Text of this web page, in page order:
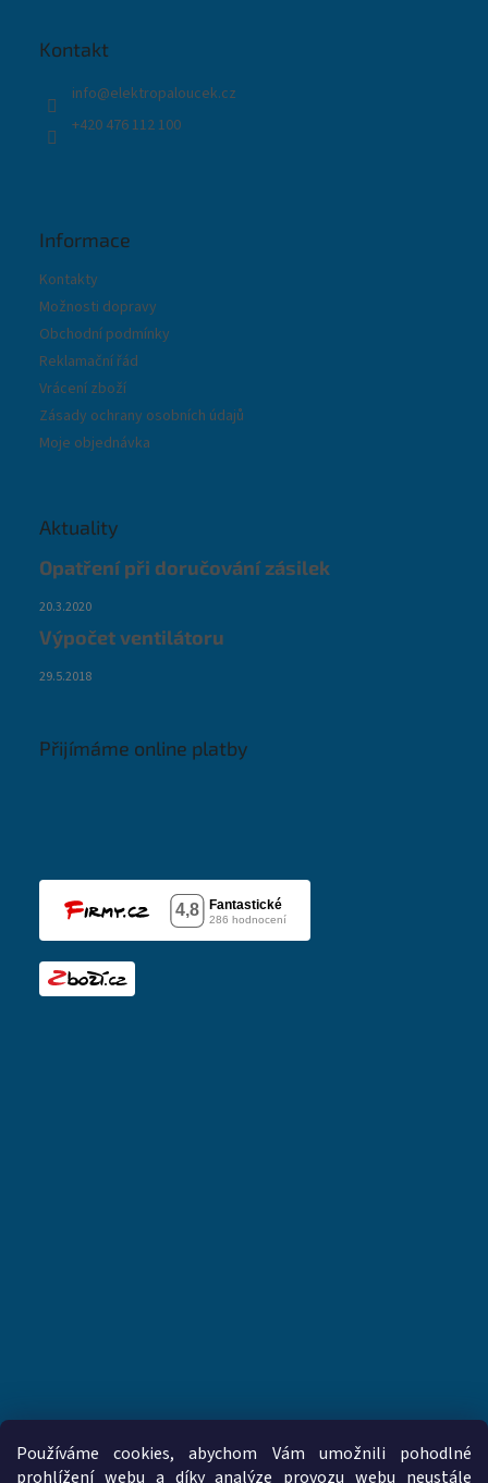
Používáme cookies, abychom Vám umožnili pohodlné
prohlížení webu a díky analýze provozu webu neustále
Kontakt
info@elektropaloucek.cz
+420 476 112 100
Informace
Kontakty
Možnosti dopravy
Obchodní podmínky
Reklamační řád
Vrácení zboží
Zásady ochrany osobních údajů
Moje objednávka
Aktuality
Opatření při doručování zásilek
20.3.2020
Výpočet ventilátoru
29.5.2018
Přijímáme online platby